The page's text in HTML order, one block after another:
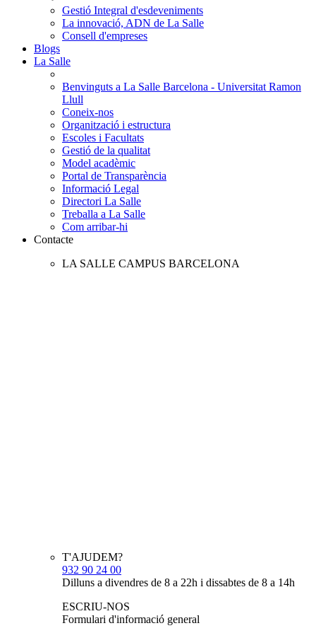
Gestió Integral d'esdeveniments
La innovació, ADN de La Salle
Consell d'empreses
Blogs
La Salle
Benvinguts a La Salle Barcelona - Universitat Ramon
Llull
Coneix-nos
Organització i estructura
Escoles i Facultats
Gestió de la qualitat
Model acadèmic
Portal de Transparència
Informació Legal
Directori La Salle
Treballa a La Salle
Com arribar-hi
Contacte
LA SALLE CAMPUS BARCELONA
T'AJUDEM?
932 90 24 00
Dilluns a divendres de 8 a 22h i dissabtes de 8 a 14h
ESCRIU-NOS
Formulari d'informació general